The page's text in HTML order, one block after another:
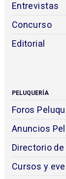
Entrevistas
Concurso
Editorial
PELUQUERÍA
Foros
Anuncios
Directorio
Cursos y